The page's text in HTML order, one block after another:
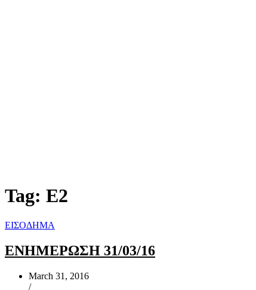
Tag: Ε2
ΕΙΣΟΔΗΜΑ
ΕΝΗΜΕΡΩΣΗ 31/03/16
March 31, 2016
/